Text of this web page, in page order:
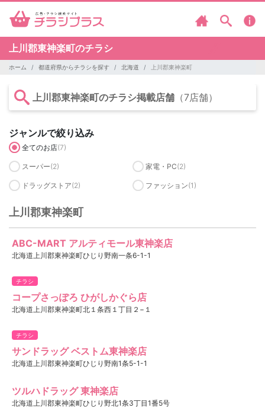
上川郡東神楽町のチラシ
ホーム 都道府県からチラシを探す 北海道 上川郡東神楽町
上川郡東神楽町のチラシ掲載店舗 （7店舗）
ジャンルで絞り込み
全てのお店(7)
スーパー(2) 家電・PC(2)
ドラッグストア(2) ファッション(1)
上川郡東神楽町
ABC-MART アルティモール東神楽店
北海道上川郡東神楽町ひじり野南一条6-1-1
チラシ
コープさっぽろ ひがしかぐら店
北海道上川郡東神楽町北１条西１丁目２−１
チラシ
サンドラッグ ベストム東神楽店
北海道上川郡東神楽町ひじり野南1条5-1-1
ツルハドラッグ 東神楽店
北海道上川郡東神楽町ひじり野北1条3丁目1番5号